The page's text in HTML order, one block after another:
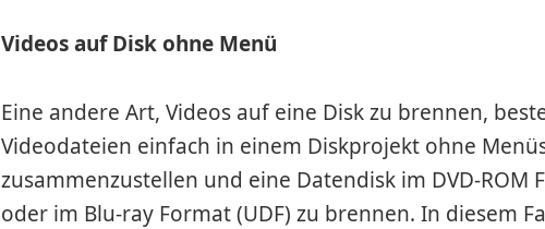
Videos auf Disk ohne Menü
Eine andere Art, Videos auf eine Disk zu brennen,
Videodateien einfach in einem Diskprojekt ohne
zusammenzustellen und eine Datendisk im DVD-ROM
oder im Blu-ray Format (UDF) zu brennen. In diesem